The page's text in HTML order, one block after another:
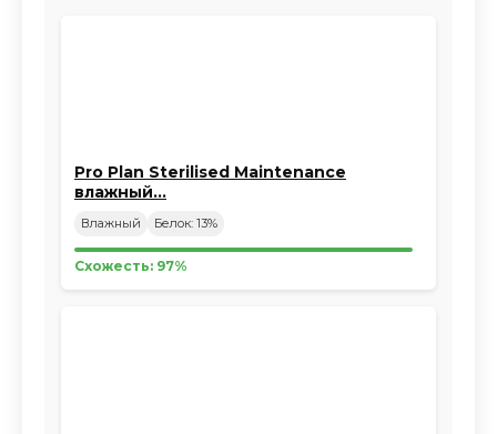
Pro Plan Sterilised Maintenance
влажный…
Влажный Белок: 13%
Схожесть: 97%